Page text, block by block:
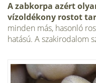
A zabkorpa azért
vízoldékony rostot
minden más, hasonló
hatású. A szakirodalom